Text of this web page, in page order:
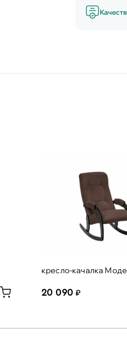
кресло-качалка
20 090